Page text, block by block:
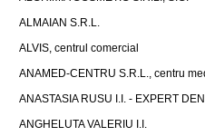
ALMAIAN S.R.L.
ALVIS, centrul comercial
ANAMED-CENTRU S.R.L., centru
ANASTASIA RUSU I.I. - EXPERT
ANGHELUTA VALERIU I.I.